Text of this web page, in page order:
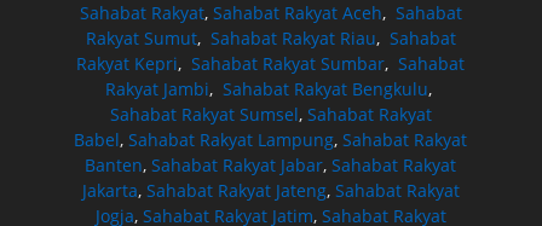
Sahabat Rakyat, Sahabat Rakyat Aceh, Sahabat
Rakyat Sumut, Sahabat Rakyat Riau, Sahabat
Rakyat Kepri,Sahabat Rakyat Sumbar,Sahabat
Rakyat Jambi, Sahabat Rakyat Bengkulu,
Sahabat Rakyat Sumsel, Sahabat Rakyat
Babel,Sahabat Rakyat Lampung,Sahabat Rakyat
Banten,Sahabat Rakyat Jabar,Sahabat Rakyat
Jakarta, Sahabat Rakyat Jateng, Sahabat Rakyat
Jogja, Sahabat Rakyat Jatim, Sahabat Rakyat